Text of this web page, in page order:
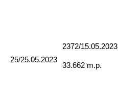
25/25.05.2023
2372/15.05.2023
33.662 m.p.